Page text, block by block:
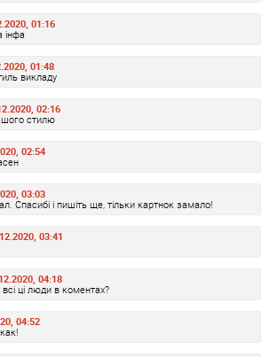
01:16
інфа
01:48
викладу
02:16
стилю
02:54
03:03
Спасибі і пишіть ще, тільки картнок замало!
03:41
04:18
ці люди в коментах?
04:52